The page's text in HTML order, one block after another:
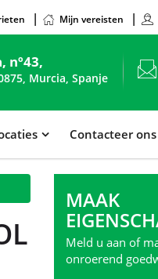
Mijn vereisten
nº43,
Murcia, Spanje
Contacteer ons
MAAK
Meld u aan of
onroerend